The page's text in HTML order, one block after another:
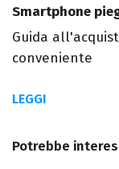
Smartphone
Guida
conveniente
LEGGI
Potrebbe